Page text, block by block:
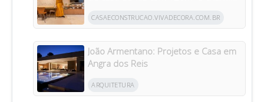
CASAECONSTRUCAO.VIVADECORA.COM.BR
João Armentano: Projetos e Casa em
Angra dos Reis
ARQUITETURA